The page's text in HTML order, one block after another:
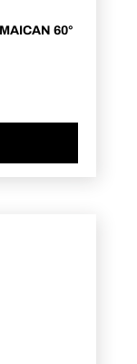
60°